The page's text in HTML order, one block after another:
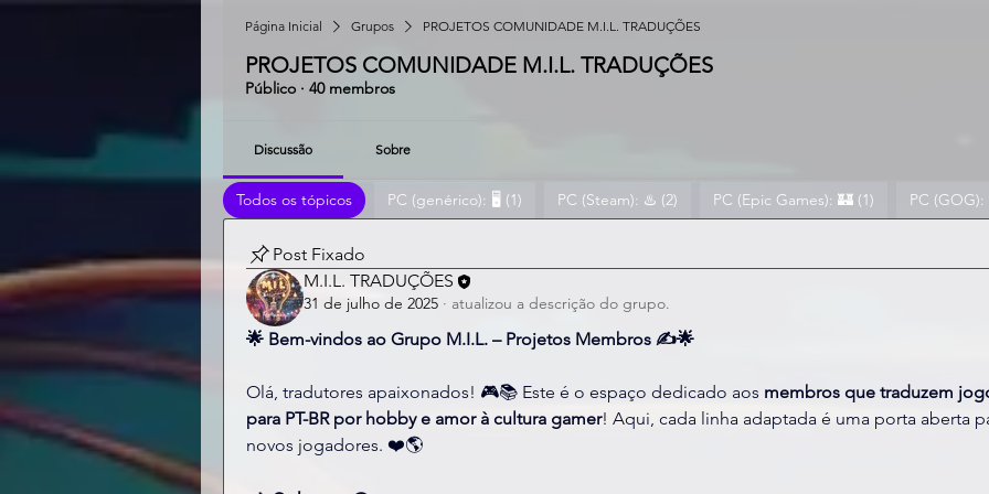
Página Inicial Grupos PROJETOS COMUNIDADE M.I.L. TRADUÇÕES
PROJETOS COMUNIDADE M.I.L. TRADUÇÕES
Público · 40 membros
Discussão Sobre
Todos os tópicos PC (genérico): 🖥️ (1) PC (Steam): ♨️ (2) PC (Epic Games): 🏰 (1) PC
Post Fixado
M.I.L. TRADUÇÕES
31 de julho de 2025 · atualizou a descrição do grupo.
🌟 Bem-vindos ao Grupo M.I.L. – Projetos Membros ✍️🌟
Olá, tradutores apaixonados! 🎮📚 Este é o espaço dedicado aos membros que traduzem
para PT-BR por hobby e amor à cultura gamer! Aqui, cada linha adaptada é uma porta aberta
novos jogadores. ❤️🌎